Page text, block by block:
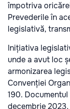
împotriva
Prevederile în
legislativă,
Inițiativa
unde a avut loc
armonizarea
Convenției
190.
decembrie 2023.